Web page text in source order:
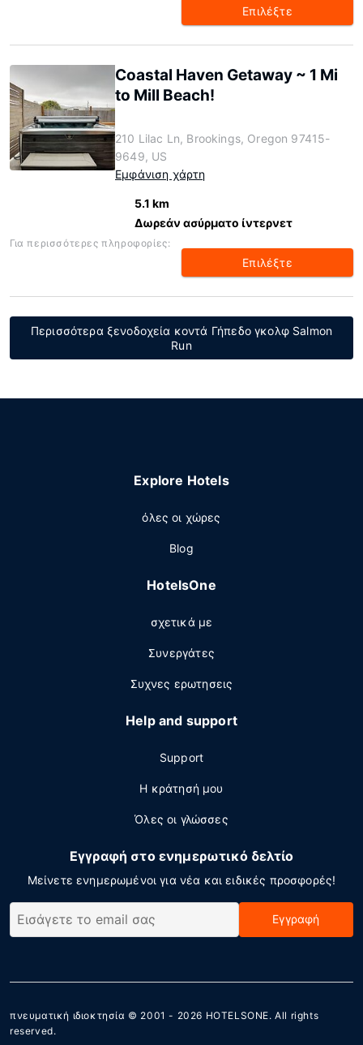
Επιλέξτε
Coastal Haven Getaway ~ 1 Mi
to Mill Beach!
210 Lilac Ln, Brookings, Oregon 97415-
9649, US
Εμφάνιση χάρτη
5.1 km
Δωρεάν ασύρματο ίντερνετ
Για περισσότερες πληροφορίες:
Επιλέξτε
Περισσότερα ξενοδοχεία κοντά Γήπεδο γκολφ Salmon
Run
Explore Hotels
όλες οι χώρες
Blog
HotelsOne
σχετικά με
Συνεργάτες
Συχνες ερωτησεις
Help and support
Support
Η κράτησή μου
Όλες οι γλώσσες
Εγγραφή στο ενημερωτικό δελτίο
Μείνετε ενημερωμένοι για νέα και ειδικές προσφορές!
Εγγραφή
πνευματική ιδιοκτησία © 2001 - 2026 HOTELSONE. All rights
reserved.